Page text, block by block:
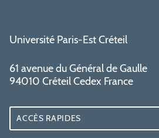
Université Paris-Est Créteil
61 avenue du Général de Gaulle
94010 Créteil Cedex France
ACCÈS RAPIDES